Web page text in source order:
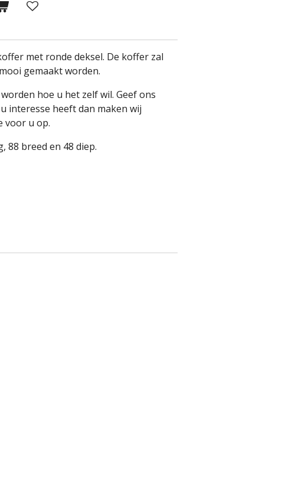
met ronde deksel. De koffer zal
gemaakt worden.
hoe u het zelf wil. Geef ons
interesse heeft dan maken wij
voor u op.
88 breed en 48 diep.